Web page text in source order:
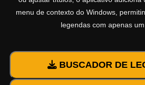
menu de contexto do Windows,
legendas com apenas
BUSCADOR DE